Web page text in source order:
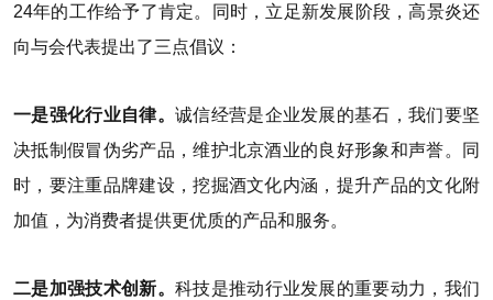
24年的工作给予了肯定。同时，立足新发展阶段，高景炎还
向与会代表提出了三点倡议：
一是强化行业自律。 诚信经营是企业发展的基石，我们要坚
决抵制假冒伪劣产品，维护北京酒业的良好形象和声誉。同
时，要注重品牌建设，挖掘酒文化内涵，提升产品的文化附
加值，为消费者提供更优质的产品和服务。
二是加强技术创新。 科技是推动行业发展的重要动力，我们